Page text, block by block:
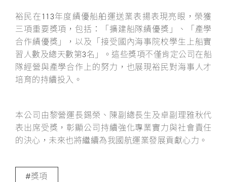
裕民在113年度績優船舶運送業表揚表現亮眼，榮獲
三項重要獎項，包括：「擴建船隊績優獎」、「產學
合作績優獎」，以及「接受國內海事院校學生上船實
習人數及總天數第3名」。這些獎項不僅肯定公司在船
隊經營與產學合作上的努力，也展現裕民對海事人才
培育的持續投入。
本公司由黎營運長錫榮、陳副總長生及卓副理雅秋代
表出席受獎，彰顯公司持續強化專業實力與社會責任
的決心，未來也將繼續為我國航運業發展貢獻心力。
獎項